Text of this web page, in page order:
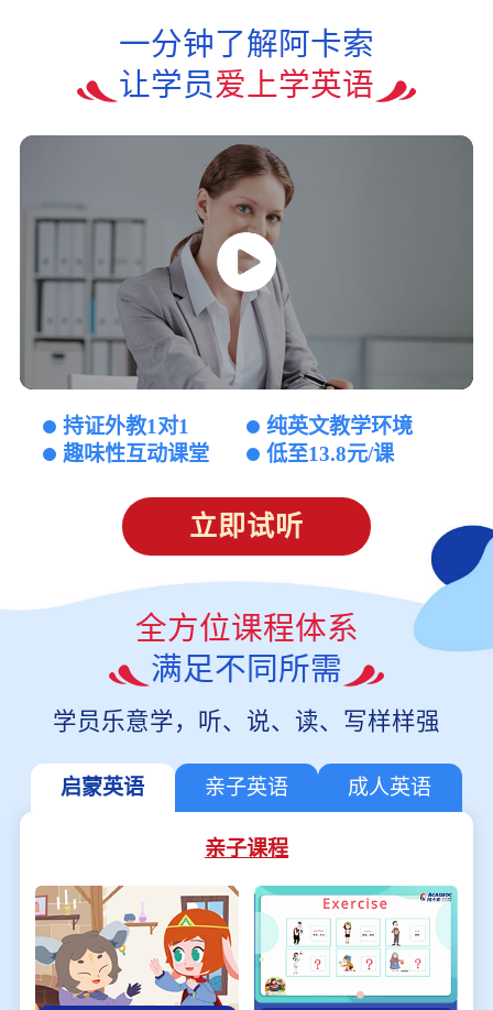
一分钟了解阿卡索
让学员爱上学英语
持证外教1对1
纯英文教学环境
趣味性互动课堂
低至13.8元/课
立即试听
全方位课程体系
满足不同所需
学员乐意学，听、说、读、写样样强
启蒙英语 亲子英语 成人英语
亲子课程